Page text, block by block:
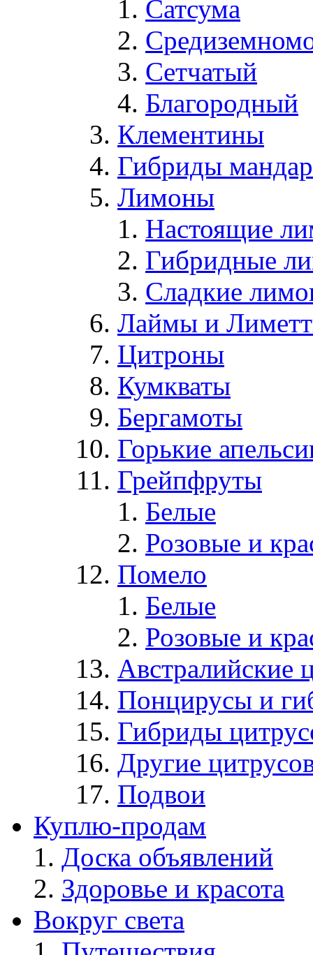
Сатсума
Сетчатый
Благородный
Клементины
Гибриды
Лимоны
Настоящие
Гибридные
Сладкие
Лаймы и
Цитроны
Кумкваты
Бергамоты
Горькие
Грейпфруты
Белые
Розовые и
Помело
Белые
Розовые и
Австралийские
Понцирусы и
Гибриды
Другие
Подвои
Куплю-продам
Доска объявлений
Здоровье и красота
Вокруг света